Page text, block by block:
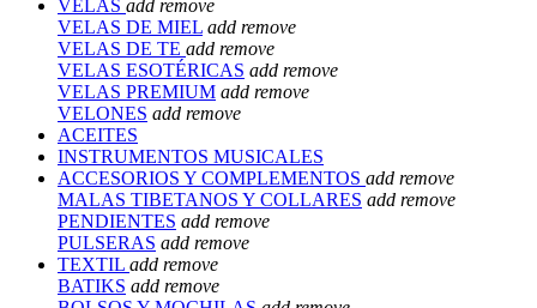
VELAS add remove
VELAS DE MIEL add remove
VELAS DE TE add remove
VELAS ESOTÉRICAS add remove
VELAS PREMIUM add remove
VELONES add remove
ACEITES
INSTRUMENTOS MUSICALES
ACCESORIOS Y COMPLEMENTOS add remove
MALAS TIBETANOS Y COLLARES add remove
PENDIENTES add remove
PULSERAS add remove
TEXTIL add remove
BATIKS add remove